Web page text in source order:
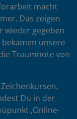
macht
Das zeigen
wieder gegeben
unsere
Traumnote von
Du in der
‚Online-